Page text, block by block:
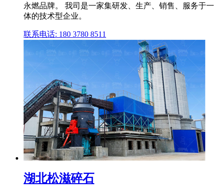
永燃品牌。 我司是一家集研发、生产、销售、服务于一
体的技术型企业。
联系电话: 180 3780 8511
湖北松滋碎石